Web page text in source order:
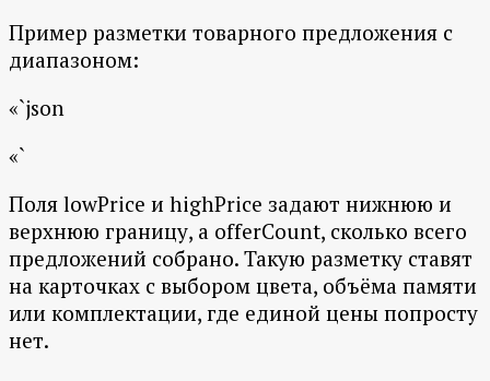
Пример разметки товарного предложения с
диапазоном:
«`json
«`
Поля lowPrice и highPrice задают нижнюю и
верхнюю границу, а offerCount, сколько всего
предложений собрано. Такую разметку ставят
на карточках с выбором цвета, объёма памяти
или комплектации, где единой цены попросту
нет.